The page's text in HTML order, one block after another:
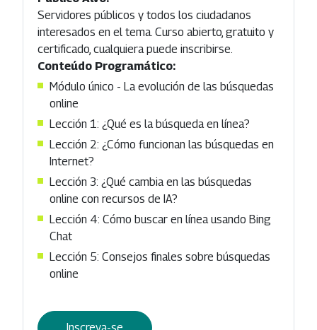
Servidores públicos y todos los ciudadanos
interesados ​​en el tema. Curso abierto, gratuito y
certificado, cualquiera puede inscribirse.
Conteúdo Programático:
Módulo único - La evolución de las búsquedas
online
Lección 1: ¿Qué es la búsqueda en línea?
Lección 2: ¿Cómo funcionan las búsquedas en
Internet?
Lección 3: ¿Qué cambia en las búsquedas
online con recursos de IA?
Lección 4: Cómo buscar en línea usando Bing
Chat
Lección 5: Consejos finales sobre búsquedas
online